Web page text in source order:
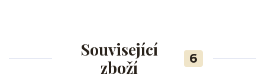
Související
zboží
6